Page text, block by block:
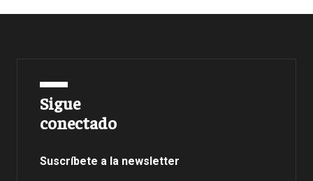
Sigue
conectado
Suscríbete a la newsletter